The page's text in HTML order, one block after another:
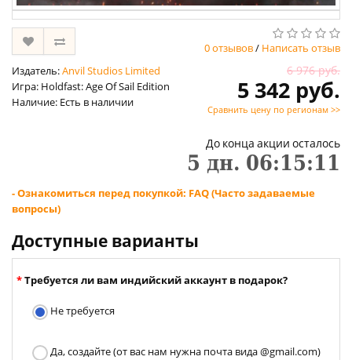
0 отзывов/ Написать отзыв
Издатель:Anvil Studios Limited
Игра: Holdfast: Age Of Sail Edition
Наличие: Есть в наличии
6 976 руб.
5 342 руб.
Сравнить цену по регионам >>
До конца акции осталось
5 дн. 06:15:10
- Ознакомиться перед покупкой: FAQ (Часто задаваемые
вопросы)
Доступные варианты
Требуется ли вам индийский аккаунт в подарок?
Не требуется
Да, создайте (от вас нам нужна почта вида @gmail.com)